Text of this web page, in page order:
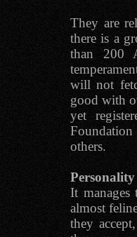
They are
there is a
than 200
will not
good with
yet
others.
Personality
It
almost
they